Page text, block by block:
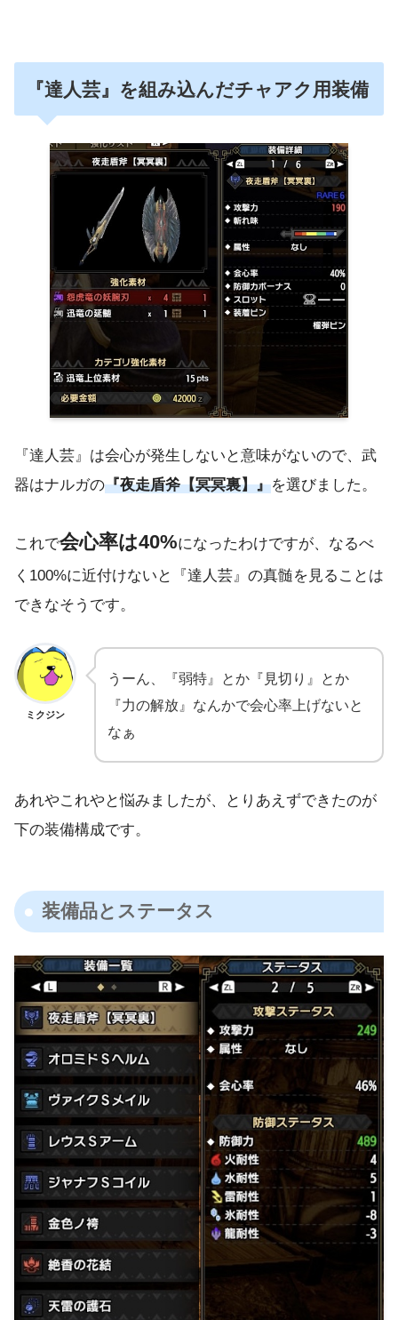
『達人芸』を組み込んだチャアク用装備
『達人芸』は会心が発生しないと意味がないので、武
器はナルガの『夜走盾斧【冥冥裏】』を選びました。
これで会心率は40%になったわけですが、なるべ
く100%に近付けないと『達人芸』の真髄を見ることは
できなそうです。
ミクジン
うーん、『弱特』とか『見切り』とか
『力の解放』なんかで会心率上げないと
なぁ
あれやこれやと悩みましたが、とりあえずできたのが
下の装備構成です。
装備品とステータス